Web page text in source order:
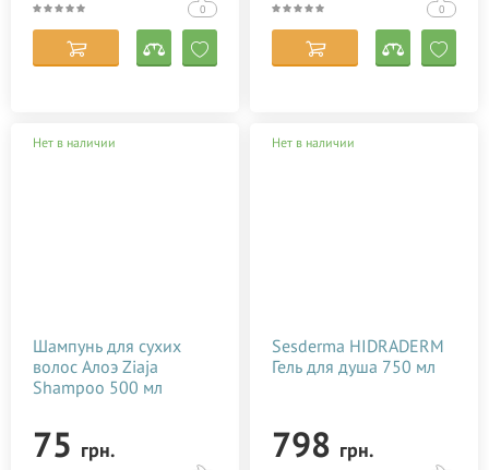
0 0
Нет в наличии
Шампунь для сухих
волос Алоэ Ziaja
Shampoo 500 мл
75 грн.
Нет в наличии
Sesderma HIDRADERM
Гель для душа 750 мл
798 грн.